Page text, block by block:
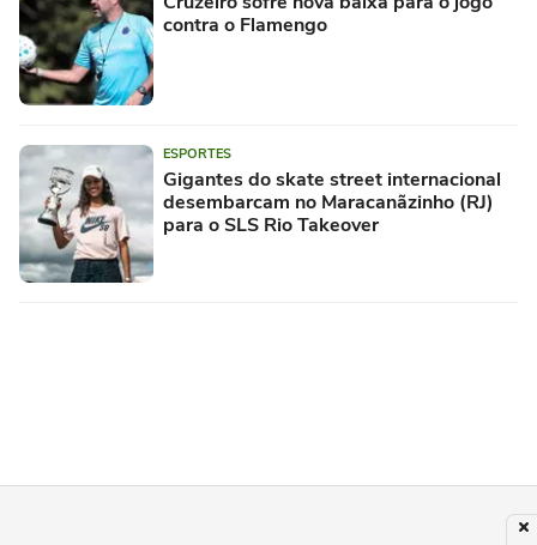
contra o Flamengo
ESPORTES
Gigantes do skate street internacional
desembarcam no Maracanãzinho (RJ)
para o SLS Rio Takeover